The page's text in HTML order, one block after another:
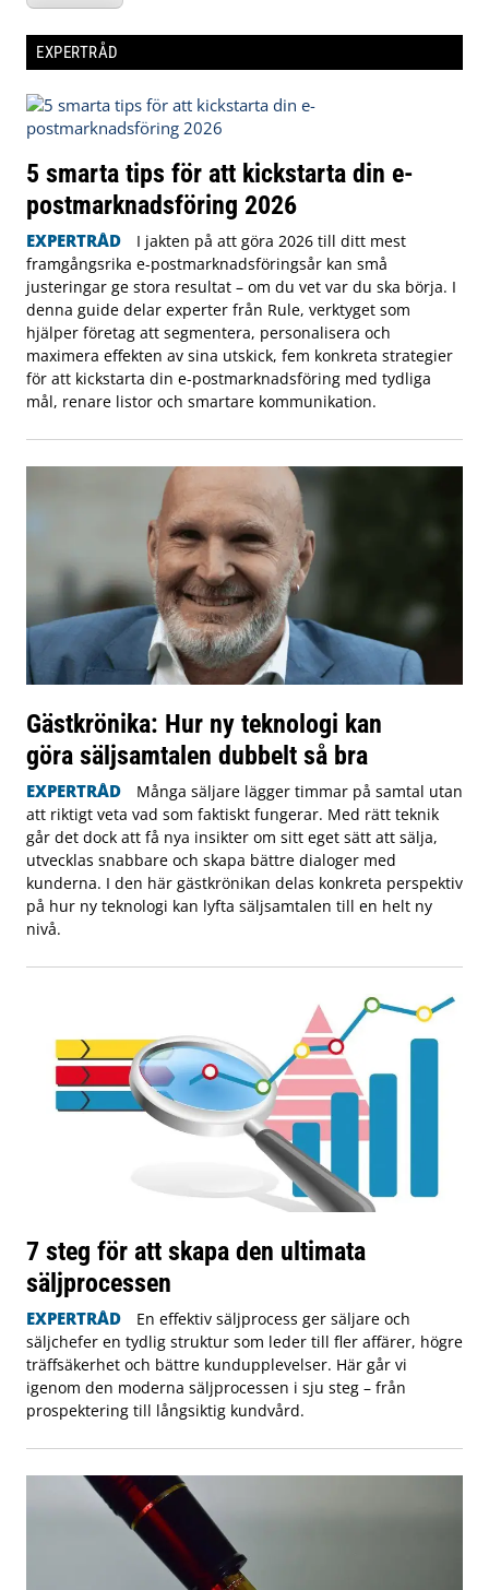
EXPERTRÅD
5 smarta tips för att kickstarta din e-
postmarknadsföring 2026
EXPERTRÅD
I jakten på att göra 2026 till ditt mest
framgångsrika e-postmarknadsföringsår kan små
justeringar ge stora resultat – om du vet var du ska börja. I
denna guide delar experter från Rule, verktyget som
hjälper företag att segmentera, personalisera och
maximera effekten av sina utskick, fem konkreta strategier
för att kickstarta din e-postmarknadsföring med tydliga
mål, renare listor och smartare kommunikation.
Gästkrönika: Hur ny teknologi kan
göra säljsamtalen dubbelt så bra
EXPERTRÅD
Många säljare lägger timmar på samtal utan
att riktigt veta vad som faktiskt fungerar. Med rätt teknik
går det dock att få nya insikter om sitt eget sätt att sälja,
utvecklas snabbare och skapa bättre dialoger med
kunderna. I den här gästkrönikan delas konkreta perspektiv
på hur ny teknologi kan lyfta säljsamtalen till en helt ny
nivå.
7 steg för att skapa den ultimata
säljprocessen
EXPERTRÅD
En effektiv säljprocess ger säljare och
säljchefer en tydlig struktur som leder till fler affärer, högre
träffsäkerhet och bättre kundupplevelser. Här går vi
igenom den moderna säljprocessen i sju steg – från
prospektering till långsiktig kundvård.